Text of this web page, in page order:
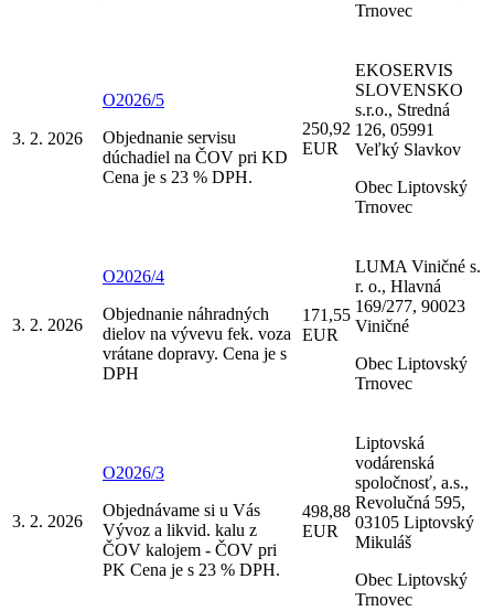
Trnovec
3. 2. 2026
O2026/5
Objednanie servisu
dúchadiel na ČOV pri KD
Cena je s 23 % DPH.
250,92
EUR
EKOSERVIS
SLOVENSKO
s.r.o., Stredná
126, 05991
Veľký Slavkov
Obec Liptovský
Trnovec
3. 2. 2026
O2026/4
Objednanie náhradných
dielov na vývevu fek. voza
vrátane dopravy. Cena je s
DPH
171,55
EUR
LUMA Viničné s.
r. o., Hlavná
169/277, 90023
Viničné
Obec Liptovský
Trnovec
3. 2. 2026
O2026/3
Objednávame si u Vás
Vývoz a likvid. kalu z
ČOV kalojem - ČOV pri
PK Cena je s 23 % DPH.
498,88
EUR
Liptovská
vodárenská
spoločnosť, a.s.,
Revolučná 595,
03105 Liptovský
Mikuláš
Obec Liptovský
Trnovec